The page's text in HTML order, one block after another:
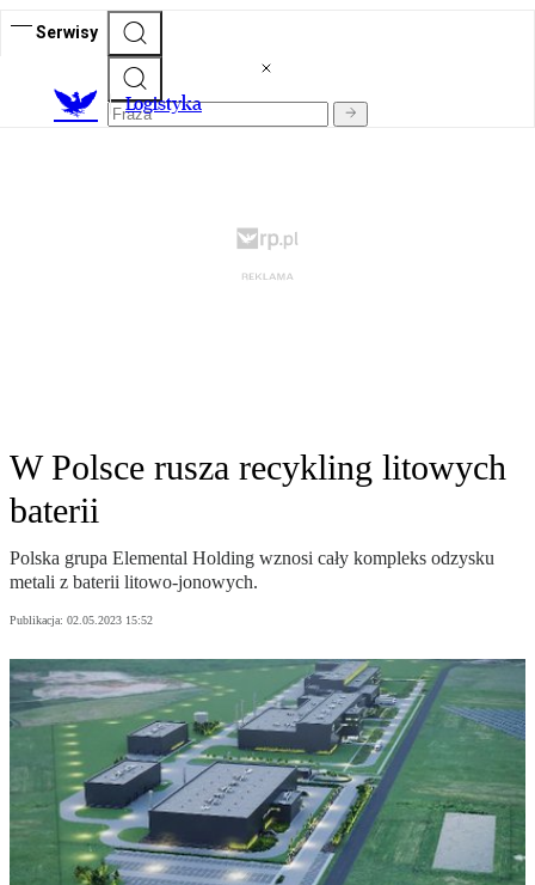
Serwisy
Logistyka
W Polsce rusza recykling litowych
baterii
Polska grupa Elemental Holding wznosi cały kompleks odzysku
metali z baterii litowo-jonowych.
Publikacja: 02.05.2023 15:52